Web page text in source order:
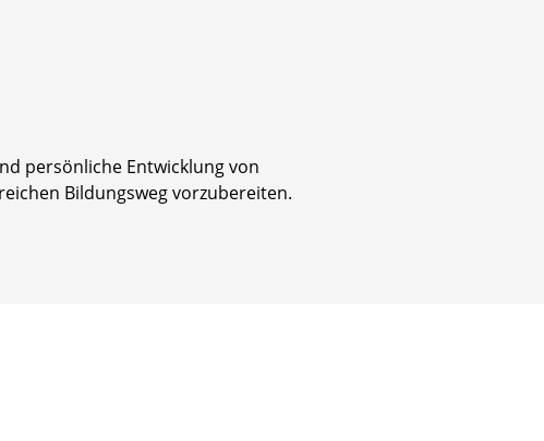
persönliche Entwicklung von
Bildungsweg vorzubereiten.